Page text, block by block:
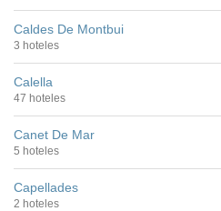
Caldes De Montbui
3 hoteles
Calella
47 hoteles
Canet De Mar
5 hoteles
Capellades
2 hoteles